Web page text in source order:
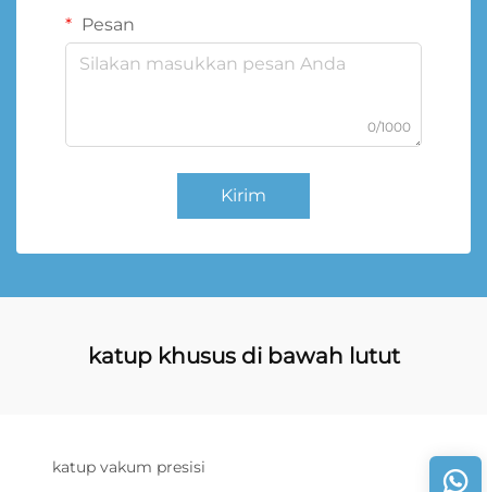
Pesan
0/1000
Kirim
katup khusus di bawah lutut
katup vakum presisi